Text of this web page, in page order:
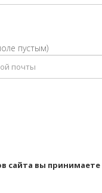
пустым)
сайта вы принимаете